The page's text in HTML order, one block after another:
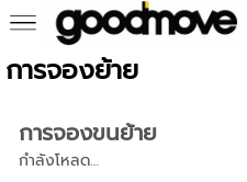
การจองย้าย
การจองขนย้าย
กำลังโหลด…